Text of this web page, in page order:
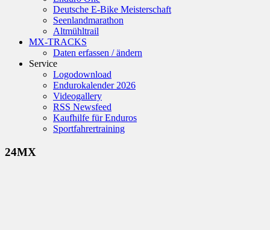
Deutsche E-Bike Meisterschaft
Seenlandmarathon
Altmühltrail
MX-TRACKS
Daten erfassen / ändern
Service
Logodownload
Endurokalender 2026
Videogallery
RSS Newsfeed
Kaufhilfe für Enduros
Sportfahrertraining
24MX